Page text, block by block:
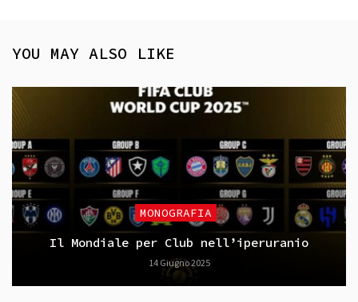
YOU MAY ALSO LIKE
MONOGRAFIA
Il Mondiale per Club nell’iperuranio
14 Giugno 2025